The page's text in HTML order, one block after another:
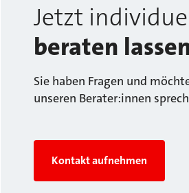
Jetzt
beraten
Sie haben Fragen und
unseren Berater:innen
Kontakt aufnehmen